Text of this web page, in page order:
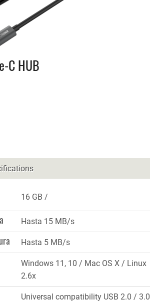
C HUB
16 GB
Hasta 15 MB/s
Hasta 5 MB/s
Windows 11, 10 / Mac OS X / Linux
2.6x
Universal compatibility USB 2.0 / 3.0